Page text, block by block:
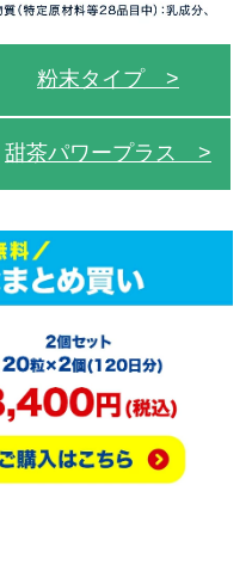
粉末タイプ >
甜茶パワープラス >